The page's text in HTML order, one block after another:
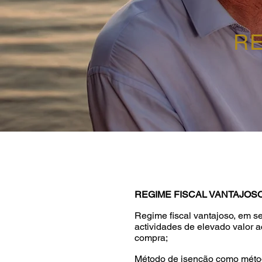
REGIME FISCAL
Regime fiscal vantajoso, em
actividades de elevado valor
compra;
Método de isenção como